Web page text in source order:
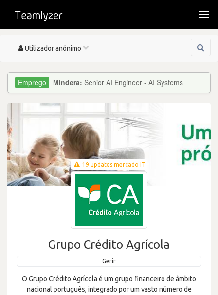
Toggle
Utilizador anónimo
Mindera: Senior AI Engineer - AI Systems
19 updates mercado IT
Grupo Crédito Agrícola
Gerir
O Grupo Crédito Agrícola é um grupo financeiro de âmbito
nacional português, integrado por um vasto número de